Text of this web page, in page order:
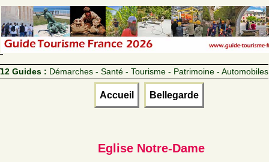
12 Guides : Démarches - Santé - Tourisme - Patrimoine - Automobiles
Accueil Bellegarde
Eglise Notre-Dame